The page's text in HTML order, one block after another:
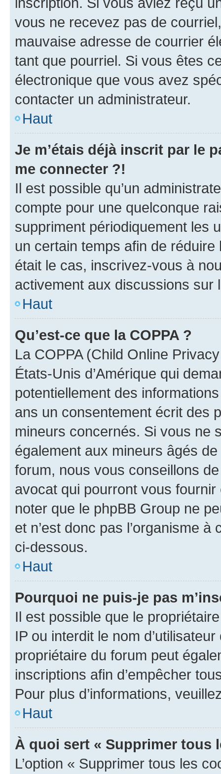
vous ne recevez pas de
mauvaise adresse de courrier
tant que pourriel. Si vous êtes
électronique que vous avez
contacter un administrateur.
Haut
Je m’étais déjà inscrit par le
me connecter ?!
Il est possible qu’un
compte pour une quelconque
suppriment périodiquement les
un certain temps afin de
était le cas, inscrivez-vous à
activement aux discussions sur
Haut
Qu’est-ce que la COPPA ?
La COPPA (Child Online
États-Unis d’Amérique qui
potentiellement des
ans un consentement écrit des
mineurs concernés. Si vous ne
également aux mineurs âgés
forum, nous vous conseillons
avocat qui pourront vous
noter que le phpBB Group ne
et n’est donc pas l’organisme
ci-dessous.
Haut
Pourquoi ne puis-je pas
Il est possible que le
IP ou interdit le nom
propriétaire du forum peut
inscriptions afin d’empêcher
Pour plus d’informations,
Haut
À quoi sert « Supprimer tous
L’option « Supprimer tous les